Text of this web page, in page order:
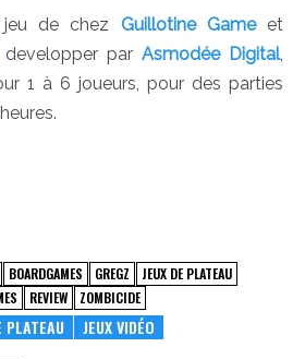
de chez Guillotine Gameet
developper par Asmodée Digital,
1 à 6 joueurs, pour des parties
BOARDGAMES GREGZ
JEUX DE PLATEAU
REVIEW ZOMBICIDE
PLATEAU JEUX VIDÉO